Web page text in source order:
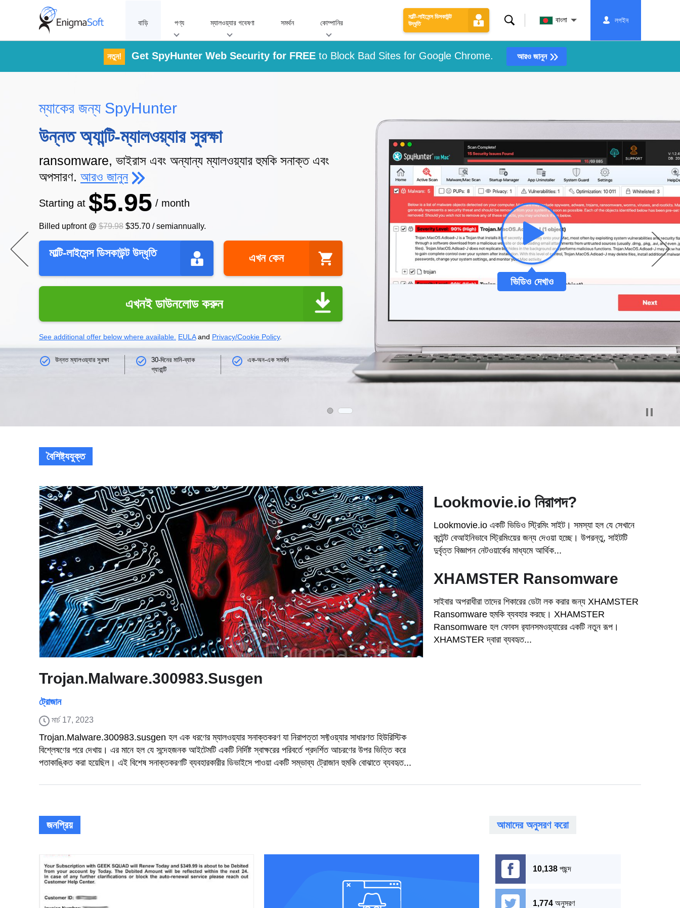
বাড়ি পণ্য ম্যালওয়্যার গবেষণা সমর্থন কোম্পানির
মাল্টি-লাইসেন্স ডিসকাউন্ট
উদ্ধৃতি
অনুসন্ধান
করুন
বাংলা লগইন
নতুন! Get SpyHunter Web Security for FREEto Block Bad Sites for Google Chrome. আরও জানুন »
ম্যাকের জন্য SpyHunter
উন্নত অ্যান্টি-ম্যালওয়্যার সুরক্ষা
ransomware, ভাইরাস এবং অন্যান্য ম্যালওয়্যার হুমকি সনাক্ত এবং
অপসারণ. আরও জানুন
Starting at $5.95 / month
Billed upfront @ $79.98 $35.70 /semiannually.
মাল্টি-লাইসেন্স ডিসকাউন্ট উদ্ধৃতি এখন কেন
এখনই ডাউনলোড করুন
See additional offer below where available. EULAand Privacy/Cookie Policy.
উন্নত ম্যালওয়্যার সুরক্ষা
30-দিনের মানি-ব্যাক
গ্যারান্টি
এক-অন-এক সমর্থন
ভিডিও দেখাও
বৈশিষ্ট্যযুক্ত
Trojan.Malware.300983.Susgen
ট্রোজান
মার্চ 17, 2023
Trojan.Malware.300983.susgen হল এক ধরণের ম্যালওয়্যার সনাক্তকরণ যা নিরাপত্তা সফ্টওয়্যার সাধারণত হিউরিস্টিক
বিশ্লেষণের পরে দেখায়। এর মানে হল যে সন্দেহজনক আইটেমটি একটি নির্দিষ্ট স্বাক্ষরের পরিবর্তে প্রদর্শিত আচরণের উপর ভিত্তি করে
পতাকাঙ্কিত করা হয়েছিল। এই বিশেষ সনাক্তকরণটি ব্যবহারকারীর ডিভাইসে পাওয়া একটি সম্ভাব্য ট্রোজান হুমকি বোঝাতে ব্যবহৃত...
Lookmovie.io নিরাপদ?
Lookmovie.io একটি ভিডিও স্ট্রিমিং সাইট। সমস্যা হল যে সেখানে
কন্টেন্ট বেআইনিভাবে স্ট্রিমিংয়ের জন্য দেওয়া হচ্ছে। উপরন্তু, সাইটটি
দুর্বৃত্ত বিজ্ঞাপন নেটওয়ার্কের মাধ্যমে আর্থিক...
XHAMSTER Ransomware
সাইবার অপরাধীরা তাদের শিকারের ডেটা লক করার জন্য XHAMSTER
Ransomware হুমকি ব্যবহার করছে। XHAMSTER
Ransomware হল ফোবস র‍্যানসমওয়্যারের একটি নতুন রূপ।
XHAMSTER দ্বারা ব্যবহৃত...
জনপ্রিয় আমাদের অনুসরণ করো
10,138 পছন্দ
1,774 অনুসরণ